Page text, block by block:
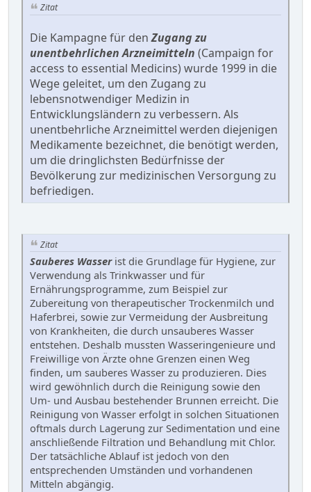
Zitat
Die Kampagne für denZugang zu
unentbehrlichen Arzneimitteln (Campaign for
access to essential Medicins) wurde 1999 in die
Wege geleitet, um den Zugang zu
lebensnotwendiger Medizin in
Entwicklungsländern zu verbessern. Als
unentbehrliche Arzneimittel werden diejenigen
Medikamente bezeichnet, die benötigt werden,
um die dringlichsten Bedürfnisse der
Bevölkerung zur medizinischen Versorgung zu
befriedigen.
Zitat
Sauberes Wasserist die Grundlage für Hygiene, zur
Verwendung als Trinkwasser und für
Ernährungsprogramme, zum Beispiel zur
Zubereitung von therapeutischer Trockenmilch und
Haferbrei, sowie zur Vermeidung der Ausbreitung
von Krankheiten, die durch unsauberes Wasser
entstehen. Deshalb mussten Wasseringenieure und
Freiwillige von Ärzte ohne Grenzen einen Weg
finden, um sauberes Wasser zu produzieren. Dies
wird gewöhnlich durch die Reinigung sowie den
Um- und Ausbau bestehender Brunnen erreicht. Die
Reinigung von Wasser erfolgt in solchen Situationen
oftmals durch Lagerung zur Sedimentation und eine
anschließende Filtration und Behandlung mit Chlor.
Der tatsächliche Ablauf ist jedoch von den
entsprechenden Umständen und vorhandenen
Mitteln abgängig.